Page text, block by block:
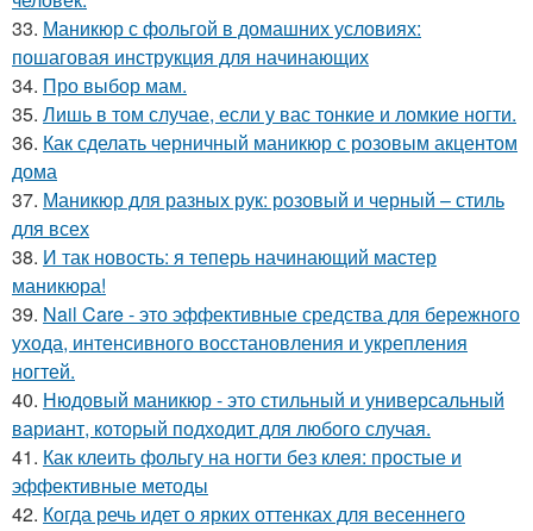
33. Маникюр с фольгой в домашних условиях:
пошаговая инструкция для начинающих
34. Про выбор мам.
35. Лишь в том случае, если у вас тонкие и ломкие ногти.
36. Как сделать черничный маникюр с розовым акцентом
дома
37. Маникюр для разных рук: розовый и черный – стиль
для всех
38. И так новость: я теперь начинающий мастер
маникюра!
39. Nail Care - это эффективные средства для бережного
ухода, интенсивного восстановления и укрепления
ногтей.
40. Нюдовый маникюр - это стильный и универсальный
вариант, который подходит для любого случая.
41. Как клеить фольгу на ногти без клея: простые и
эффективные методы
42. Когда речь идет о ярких оттенках для весеннего